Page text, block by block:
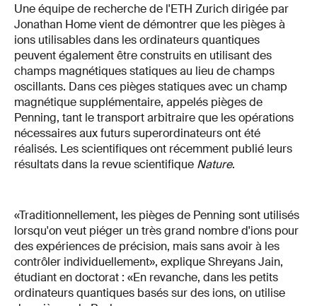
Une équipe de recherche de l'ETH Zurich dirigée par
Jonathan Home vient de démontrer que les pièges à
ions utilisables dans les ordinateurs quantiques
peuvent également être construits en utilisant des
champs magnétiques statiques au lieu de champs
oscillants. Dans ces pièges statiques avec un champ
magnétique supplémentaire, appelés pièges de
Penning, tant le transport arbitraire que les opérations
nécessaires aux futurs superordinateurs ont été
réalisés. Les scientifiques ont récemment publié leurs
résultats dans la revue scientifique Nature.
«Traditionnellement, les pièges de Penning sont utilisés
lorsqu'on veut piéger un très grand nombre d'ions pour
des expériences de précision, mais sans avoir à les
contrôler individuellement», explique Shreyans Jain,
étudiant en doctorat : «En revanche, dans les petits
ordinateurs quantiques basés sur des ions, on utilise